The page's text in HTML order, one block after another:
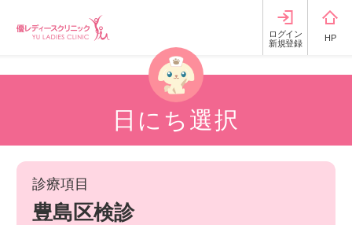
ログイン
新規登録
HP
日にち選択
診療項目
豊島区検診